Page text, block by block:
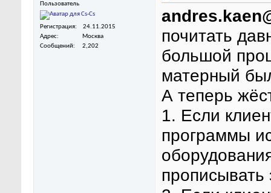
Пользователь
Регистрация
24.11.2015
Адрес
Москва
Сообщений
2,202
почитать
большой
матерный
А теперь
1. Если
программы
прописывать